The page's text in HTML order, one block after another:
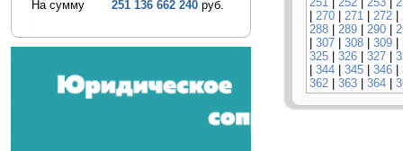
На сумму
251 136 662 240 руб.
| 270 | 271 | 272 |
288 | 289 | 290 |
| 307 | 308 | 309 |
325 | 326 | 327 |
| 344 | 345 | 346 |
362 | 363 | 364 |